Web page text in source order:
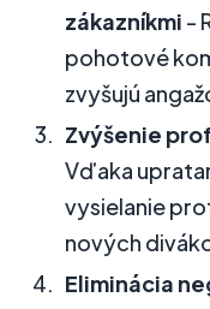
zákazníkmi -
pohotové
zvyšujú
Zvýšenie
Vďaka
vysielanie
nových
Eliminácia